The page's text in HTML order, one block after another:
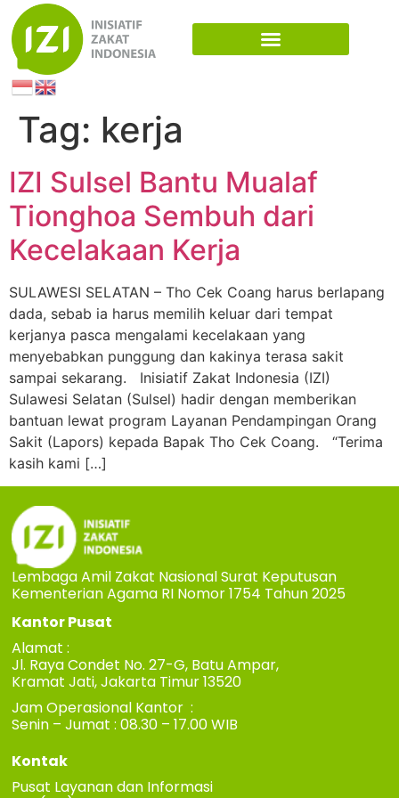
Tag: kerja
IZI Sulsel Bantu Mualaf
Tionghoa Sembuh dari
Kecelakaan Kerja
SULAWESI SELATAN – Tho Cek Coang harus berlapang
dada, sebab ia harus memilih keluar dari tempat
kerjanya pasca mengalami kecelakaan yang
menyebabkan punggung dan kakinya terasa sakit
sampai sekarang. Inisiatif Zakat Indonesia (IZI)
Sulawesi Selatan (Sulsel) hadir dengan memberikan
bantuan lewat program Layanan Pendampingan Orang
Sakit (Lapors) kepada Bapak Tho Cek Coang. “Terima
kasih kami […]
Lembaga Amil Zakat Nasional Surat Keputusan
Kementerian Agama RI Nomor 1754 Tahun 2025
Kantor Pusat
Alamat :
Jl. Raya Condet No. 27-G, Batu Ampar,
Kramat Jati, Jakarta Timur 13520
Jam Operasional Kantor :
Senin – Jumat : 08.30 – 17.00 WIB
Kontak
Pusat Layanan dan Informasi